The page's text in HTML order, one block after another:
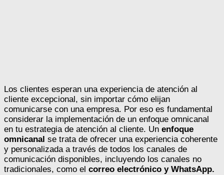
Los clientes esperan una experiencia de atención al
cliente excepcional, sin importar cómo elijan
comunicarse con una empresa. Por eso es fundamental
considerar la implementación de un enfoque omnicanal
en tu estrategia de atención al cliente. Un enfoque
omnicanal se trata de ofrecer una experiencia coherente
y personalizada a través de todos los canales de
comunicación disponibles, incluyendo los canales no
tradicionales, como el correo electrónico y WhatsApp.